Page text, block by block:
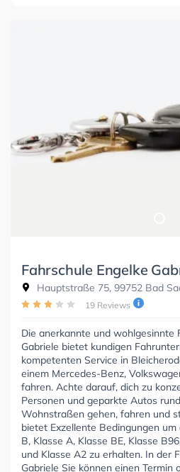
Fahrschule Engelke
Hauptstraße 75, 99752 Bad
19 Reviews
Die anerkannte und wohlgesinnte
Gabriele bietet kundigen
kompetenten Service in
einem Mercedes-Benz,
fahren. Achte darauf, dich zu
Personen und geparkte Autos
Wohnstraßen gehen, fahren und
bietet Exzellente Bedingungen um
B, Klasse A, Klasse BE, Klasse
und Klasse A2 zu erhalten. In der
Gabriele Sie können einen Termin